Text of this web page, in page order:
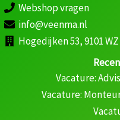
Webshop vragen
info@veenma.nl
Hogedijken 53, 9101
Vacature:
Vacature: